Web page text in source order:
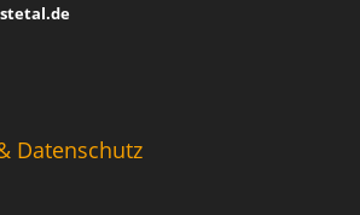
Datenschutz